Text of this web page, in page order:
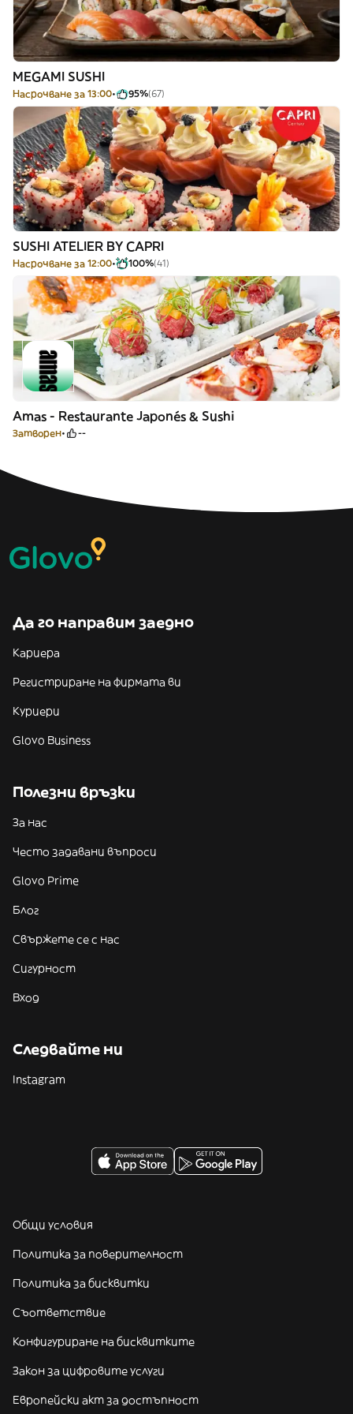
MEGAMI SUSHI
Насрочване за 13:00 95%(67)
SUSHI ATELIER BY CAPRI
Насрочване за 12:00 100%(41)
Amas - Restaurante Japonés & Sushi
Затворен --
Да го направим заедно
Кариера
Регистриране на фирмата ви
Куриери
Glovo Business
Полезни връзки
За нас
Често задавани въпроси
Glovo Prime
Блог
Свържете се с нас
Сигурност
Вход
Следвайте ни
Instagram
Общи условия
Политика за поверителност
Политика за бисквитки
Съответствие
Конфигуриране на бисквитките
Закон за цифровите услуги
Европейски акт за достъпност